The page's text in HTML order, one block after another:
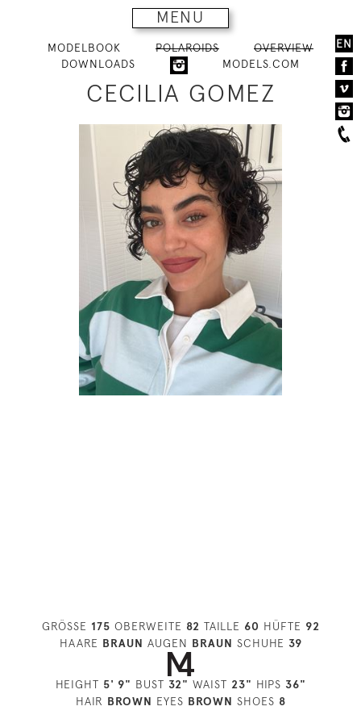
MENU
EN
MODELBOOK POLAROIDS
OVERVIEW
DOWNLOADS
MODELS.COM
CECILIA GOMEZ
GRÖSSE 175 OBERWEITE 82 TAILLE 60 HÜFTE 92
HAARE BRAUN AUGEN BRAUN SCHUHE 39
HEIGHT 5' 9" BUST 32" WAIST 23" HIPS 36"
HAIR BROWN EYES BROWN SHOES 8